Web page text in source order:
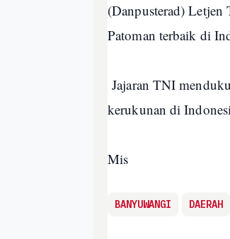
(Danpusterad)
Patoman terbaik di
Jajaran TNI
kerukunan di
Mis
BANYUWANGI DAERAH